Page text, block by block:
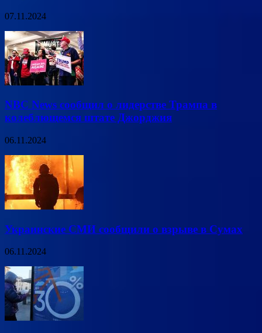
07.11.2024
NBC News сообщил о лидерстве Трампа в
колеблющемся штате Джорджия
06.11.2024
Украинские СМИ сообщили о взрыве в Сумах
06.11.2024